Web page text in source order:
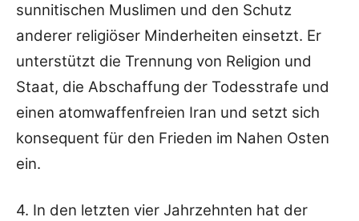
sunnitischen Muslimen und den Schutz
anderer religiöser Minderheiten einsetzt. Er
unterstützt die Trennung von Religion und
Staat, die Abschaffung der Todesstrafe und
einen atomwaffenfreien Iran und setzt sich
konsequent für den Frieden im Nahen Osten
ein.
4. In den letzten vier Jahrzehnten hat der